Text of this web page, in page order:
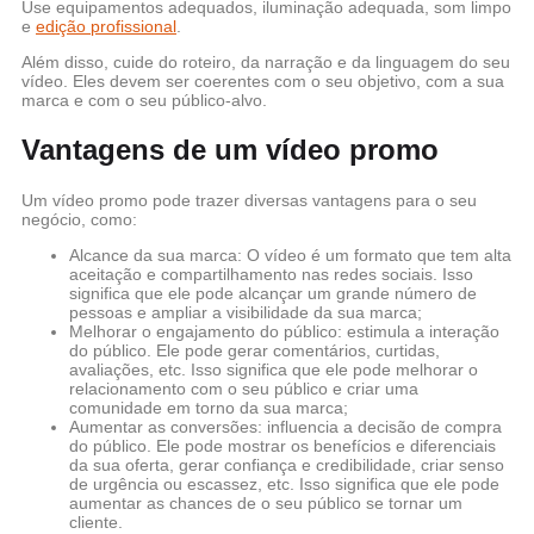
Use equipamentos adequados, iluminação adequada, som limpo
e edição profissional.
Além disso, cuide do roteiro, da narração e da linguagem do seu
vídeo. Eles devem ser coerentes com o seu objetivo, com a sua
marca e com o seu público-alvo.
Vantagens de um vídeo promo
Um vídeo promo pode trazer diversas vantagens para o seu
negócio, como:
Alcance da sua marca: O vídeo é um formato que tem alta
aceitação e compartilhamento nas redes sociais. Isso
significa que ele pode alcançar um grande número de
pessoas e ampliar a visibilidade da sua marca;
Melhorar o engajamento do público: estimula a interação
do público. Ele pode gerar comentários, curtidas,
avaliações, etc. Isso significa que ele pode melhorar o
relacionamento com o seu público e criar uma
comunidade em torno da sua marca;
Aumentar as conversões: influencia a decisão de compra
do público. Ele pode mostrar os benefícios e diferenciais
da sua oferta, gerar confiança e credibilidade, criar senso
de urgência ou escassez, etc. Isso significa que ele pode
aumentar as chances de o seu público se tornar um
cliente.